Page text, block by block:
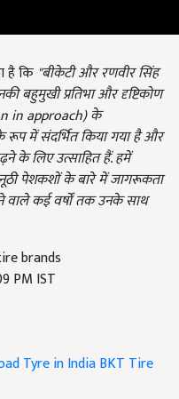
है कि "बीकेटी और रणवीर सिंह
बहुमुखी प्रतिभा और दृष्टिकोण
in approach)के
रूप में संदर्भित किया गया है और
के लिए उत्साहित हैं. हमें
पेशकशों के बारे में जागरूकता
वाले कई वर्षों तक उनके साथ
brands
PM IST
Tyre in IndiaBKT Tire